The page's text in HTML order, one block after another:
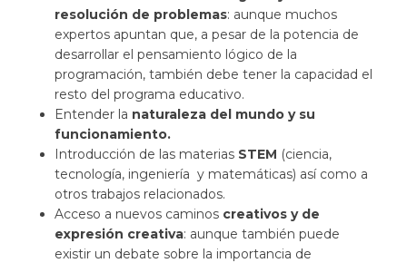
resolución de problemas: aunque muchos
expertos apuntan que, a pesar de la potencia de
desarrollar el pensamiento lógico de la
programación, también debe tener la capacidad el
resto del programa educativo.
Entender la naturaleza del mundo y su
funcionamiento.
Introducción de las materias STEM (ciencia,
tecnología, ingeniería y matemáticas) así como a
otros trabajos relacionados.
Acceso a nuevos caminos creativos y de
expresión creativa: aunque también puede
existir un debate sobre la importancia de